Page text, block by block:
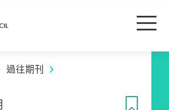
目
過往期刊